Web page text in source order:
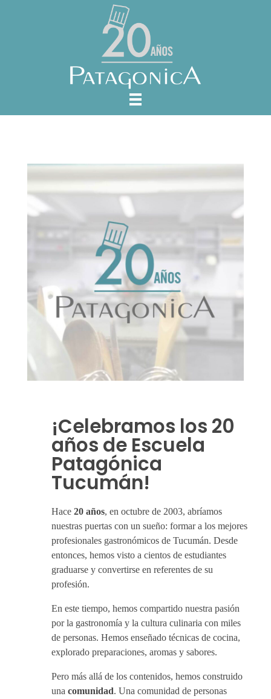
¡Celebramos los 20
años de Escuela
Patagónica
Tucumán!
Hace 20 años, en octubre de 2003, abríamos
nuestras puertas con un sueño: formar a los mejores
profesionales gastronómicos de Tucumán. Desde
entonces, hemos visto a cientos de estudiantes
graduarse y convertirse en referentes de su
profesión.
En este tiempo, hemos compartido nuestra pasión
por la gastronomía y la cultura culinaria con miles
de personas. Hemos enseñado técnicas de cocina,
explorado preparaciones, aromas y sabores.
Pero más allá de los contenidos, hemos construido
una comunidad. Una comunidad de personas